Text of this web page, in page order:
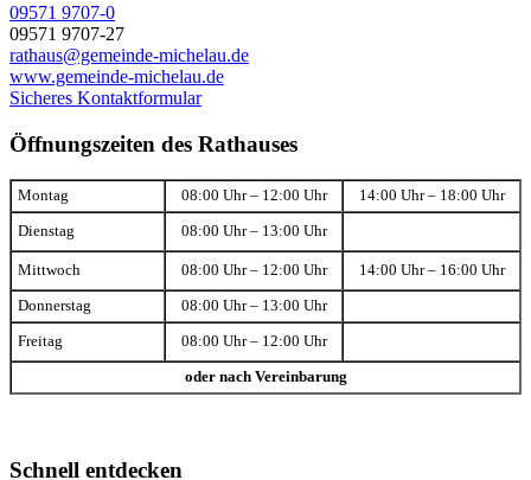
09571 9707-0
09571 9707-27
rathaus@gemeinde-michelau.de
www.gemeinde-michelau.de
Sicheres Kontaktformular
Öffnungszeiten des Rathauses
Montag 08:00 Uhr – 12:00 Uhr 14:00 Uhr – 18:00 Uhr
Dienstag 08:00 Uhr – 13:00 Uhr
Mittwoch 08:00 Uhr – 12:00 Uhr 14:00 Uhr – 16:00 Uhr
Donnerstag 08:00 Uhr – 13:00 Uhr
Freitag 08:00 Uhr – 12:00 Uhr
oder nach Vereinbarung
Schnell entdecken